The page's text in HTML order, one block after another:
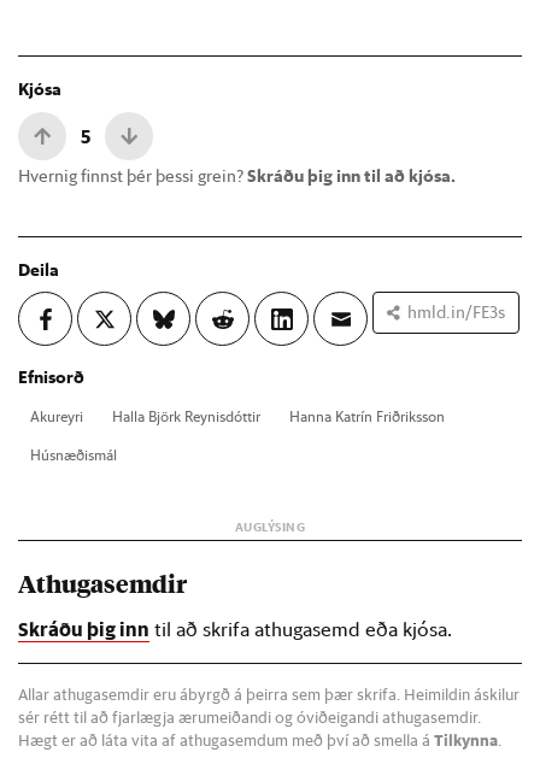
Kjósa
5
Hvernig finnst þér þessi grein?Skráðu þig inn til að kjósa.
Deila
hmld.in/FE3s
Efnisorð
Ak­ur­eyri Halla Björk Reyn­is­dótt­ir
Hanna Katrín Frið­riks­son
Hús­næð­is­mál
Athugasemdir
Skráðu þig inn til að skrifa athugasemd eða kjósa.
Allar athugasemdir eru ábyrgð á þeirra sem þær skrifa. Heimildin áskilur
sér rétt til að fjarlægja ærumeiðandi og óviðeigandi athugasemdir.
Hægt er að láta vita af athugasemdum með því að smella á Tilkynna